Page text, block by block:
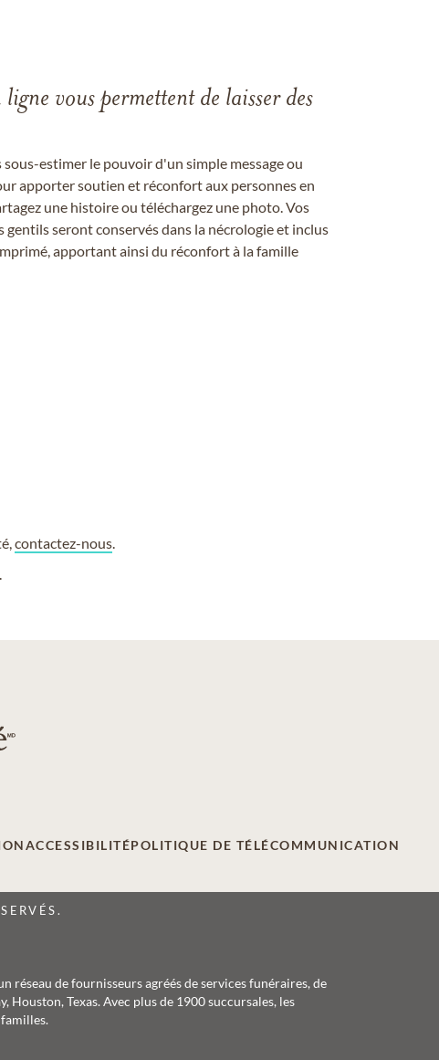
ligne vous permettent de laisser des
estimer le pouvoir d'un simple message ou
apporter soutien et réconfort aux personnes en
une histoire ou téléchargez une photo. Vos
gentils seront conservés dans la nécrologie et inclus
apportant ainsi du réconfort à la famille
contactez-nous.
ACCESSIBILITÉPOLITIQUE DE TÉLÉCOMMUNICATION
réseau de fournisseurs agréés de services funéraires, de
Texas. Avec plus de 1900 succursales, les